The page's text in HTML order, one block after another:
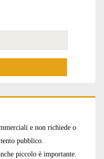
e non richiede o
pubblico.
piccolo è importante.